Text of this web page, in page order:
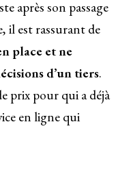
après son passage
il est rassurant de
place et ne
d’un tiers.
prix pour qui a déjà
en ligne qui